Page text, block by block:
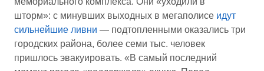
шторм»: с минувших выходных в мегаполисе идут
сильнейшие ливни — подтопленными оказались три
городских района, более семи тыс. человек
пришлось эвакуировать. «В самый последний